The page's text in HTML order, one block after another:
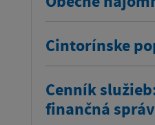
Cintorínske
Cenník
finančná